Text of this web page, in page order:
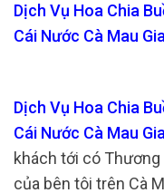
Dịch Vụ Hoa Chia
Cái Nước Cà Mau
Dịch Vụ Hoa Chia
Cái Nước Cà Mau
khách tới có
của bên tôi trên Cà